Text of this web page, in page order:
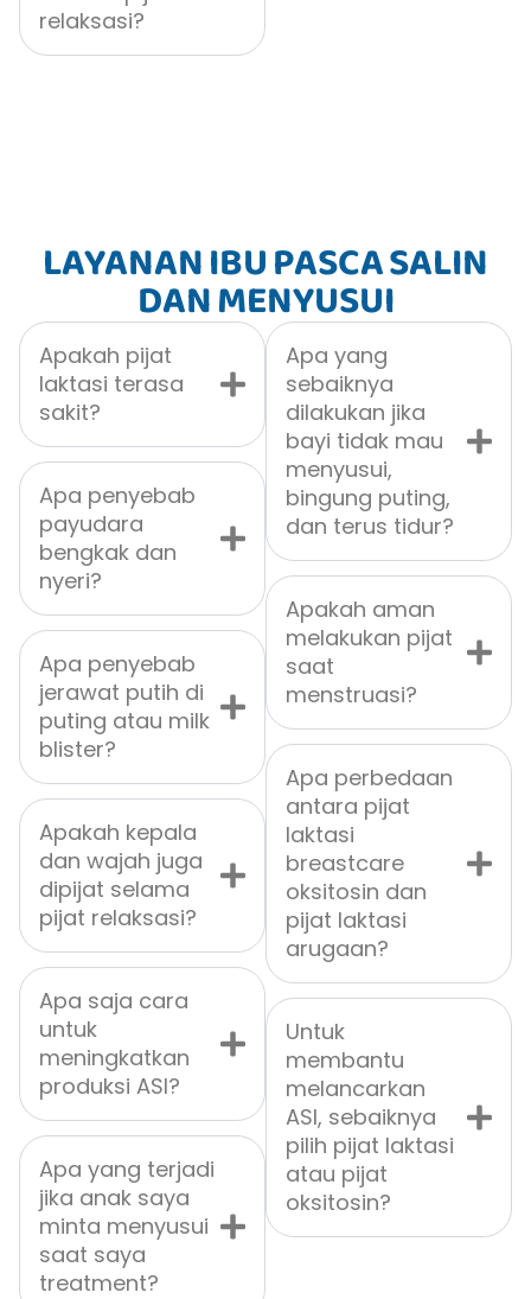
relaksasi?
LAYANAN IBU PASCA SALIN
DAN MENYUSUI
Apakah pijat
laktasi terasa
sakit?
Apa penyebab
payudara
bengkak dan
nyeri?
Apa penyebab
jerawat putih di
puting atau milk
blister?
Apakah kepala
dan wajah juga
dipijat selama
pijat relaksasi?
Apa saja cara
untuk
meningkatkan
produksi ASI?
Apa yang terjadi
jika anak saya
minta menyusui
saat saya
treatment?
Apa yang
sebaiknya
dilakukan jika
bayi tidak mau
menyusui,
bingung puting,
dan terus tidur?
Apakah aman
melakukan pijat
saat
menstruasi?
Apa perbedaan
antara pijat
laktasi
breastcare
oksitosin dan
pijat laktasi
arugaan?
Untuk
membantu
melancarkan
ASI, sebaiknya
pilih pijat laktasi
atau pijat
oksitosin?